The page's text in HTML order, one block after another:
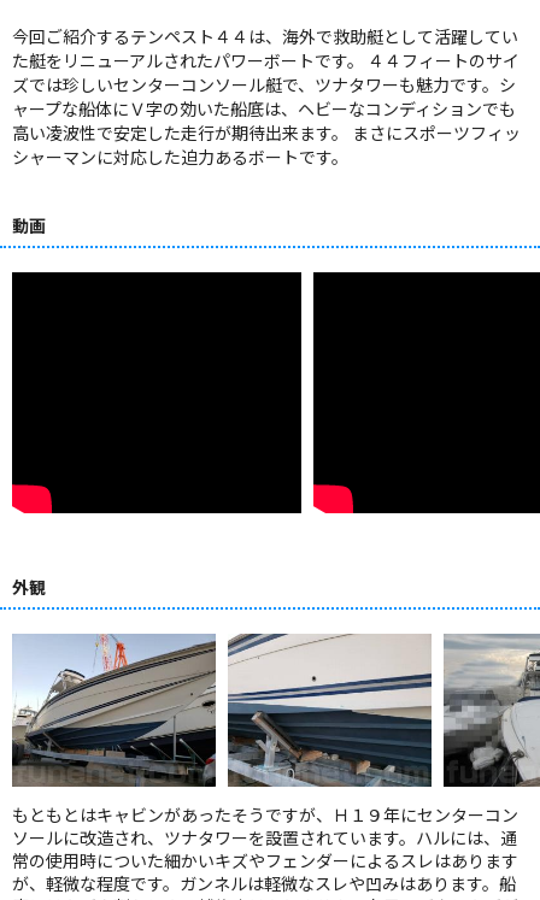
今回ご紹介するテンペスト４４は、海外で救助艇として活躍してい
た艇をリニューアルされたパワーボートです。 ４４フィートのサイ
ズでは珍しいセンターコンソール艇で、ツナタワーも魅力です。シ
ャープな船体にＶ字の効いた船底は、ヘビーなコンディションでも
高い凌波性で安定した走行が期待出来ます。 まさにスポーツフィッ
シャーマンに対応した迫力あるボートです。
動画
外観
もともとはキャビンがあったそうですが、Ｈ１９年にセンターコン
ソールに改造され、ツナタワーを設置されています。ハルには、通
常の使用時についた細かいキズやフェンダーによるスレはあります
が、軽微な程度です。ガンネルは軽微なスレや凹みはあります。船